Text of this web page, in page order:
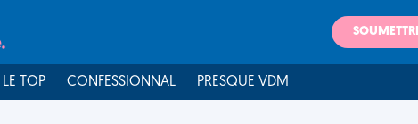
LE TOP CONFESSIONNAL PRESQUE VDM